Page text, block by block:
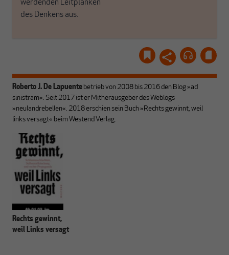
werdenden Leitplanken
des Denkens aus.
Roberto J. De Lapuente betrieb von 2008 bis 2016 den Blog »ad
sinistram«. Seit 2017 ist er Mitherausgeber des Weblogs
»neulandrebellen«. 2018 erschien sein Buch »Rechts gewinnt, weil
links versagt« beim Westend Verlag.
Rechts gewinnt,
weil Links versagt